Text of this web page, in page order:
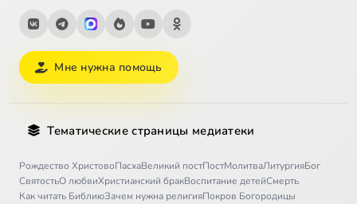
Мне нужна помощь
Тематические страницы медиатеки
Рождество ХристовоПасхаВеликий постПостМолитваЛитургияБог
СвятостьО любвиХристианский бракВоспитание детейСмерть
Как читать БиблиюЗачем нужна религияПокров Богородицы